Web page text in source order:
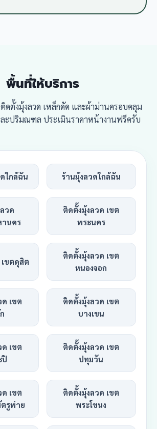
พื้นที่ให้บริการ
ดตั้งมุ้งลวด เหล็กดัด และผ้าม่านครอบคลุม
ะปริมณฑล ประเมินราคาหน้างานฟรีครับ
ใกล้ฉัน ร้านมุ้งลวดใกล้ฉัน
วด
านคร
ติดตั้งมุ้งลวด เขต
พระนคร
ขตดุสิต
ติดตั้งมุ้งลวด เขต
หนองจอก
เขต
ติดตั้งมุ้งลวด เขต
บางเขน
เขต
ปิ
ติดตั้งมุ้งลวด เขต
ปทุมวัน
เขต
รูพ่าย
ติดตั้งมุ้งลวด เขต
พระโขนง